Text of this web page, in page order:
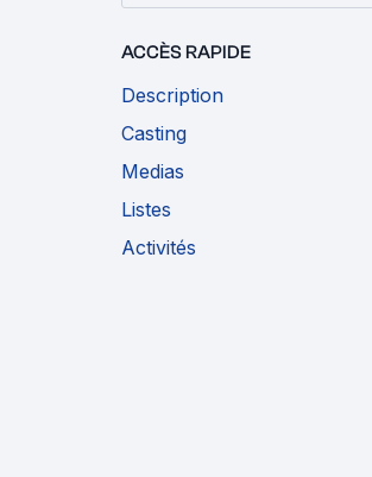
ACCÈS RAPIDE
Description
Casting
Medias
Listes
Activités